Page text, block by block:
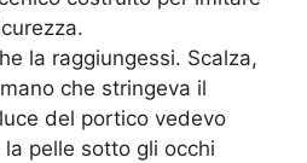
la raggiungessi. Scalza,
che stringeva il
del portico vedevo
pelle sotto gli occhi